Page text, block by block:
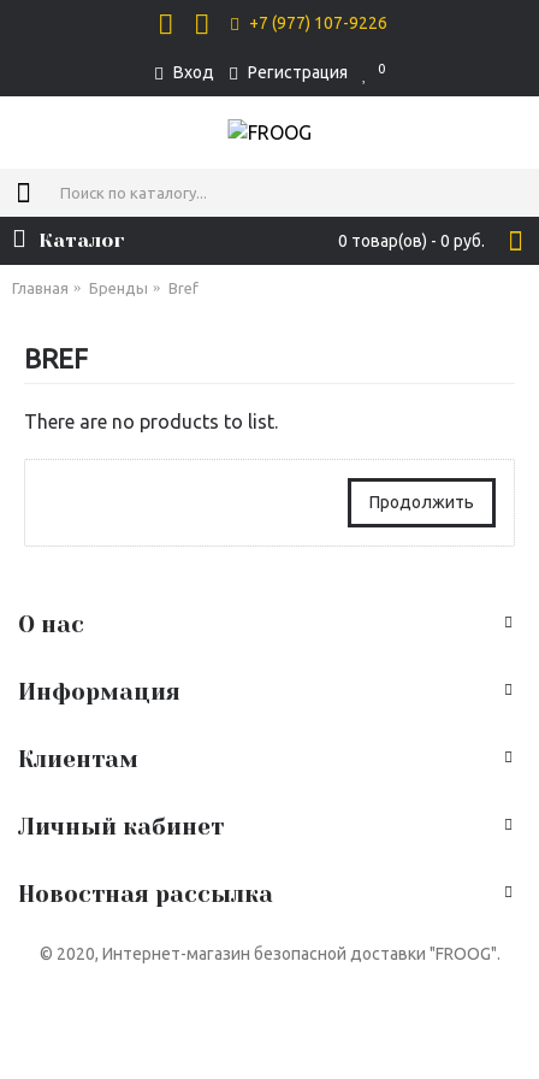
+7 (977) 107-9226
Вход Регистрация 0
0 товар(ов) - 0 руб.
Каталог
Главная Бренды Bref
BREF
There are no products to list.
Продолжить
О нас
Информация
Клиентам
Личный кабинет
Новостная рассылка
© 2020, Интернет-магазин безопасной доставки "FROOG".